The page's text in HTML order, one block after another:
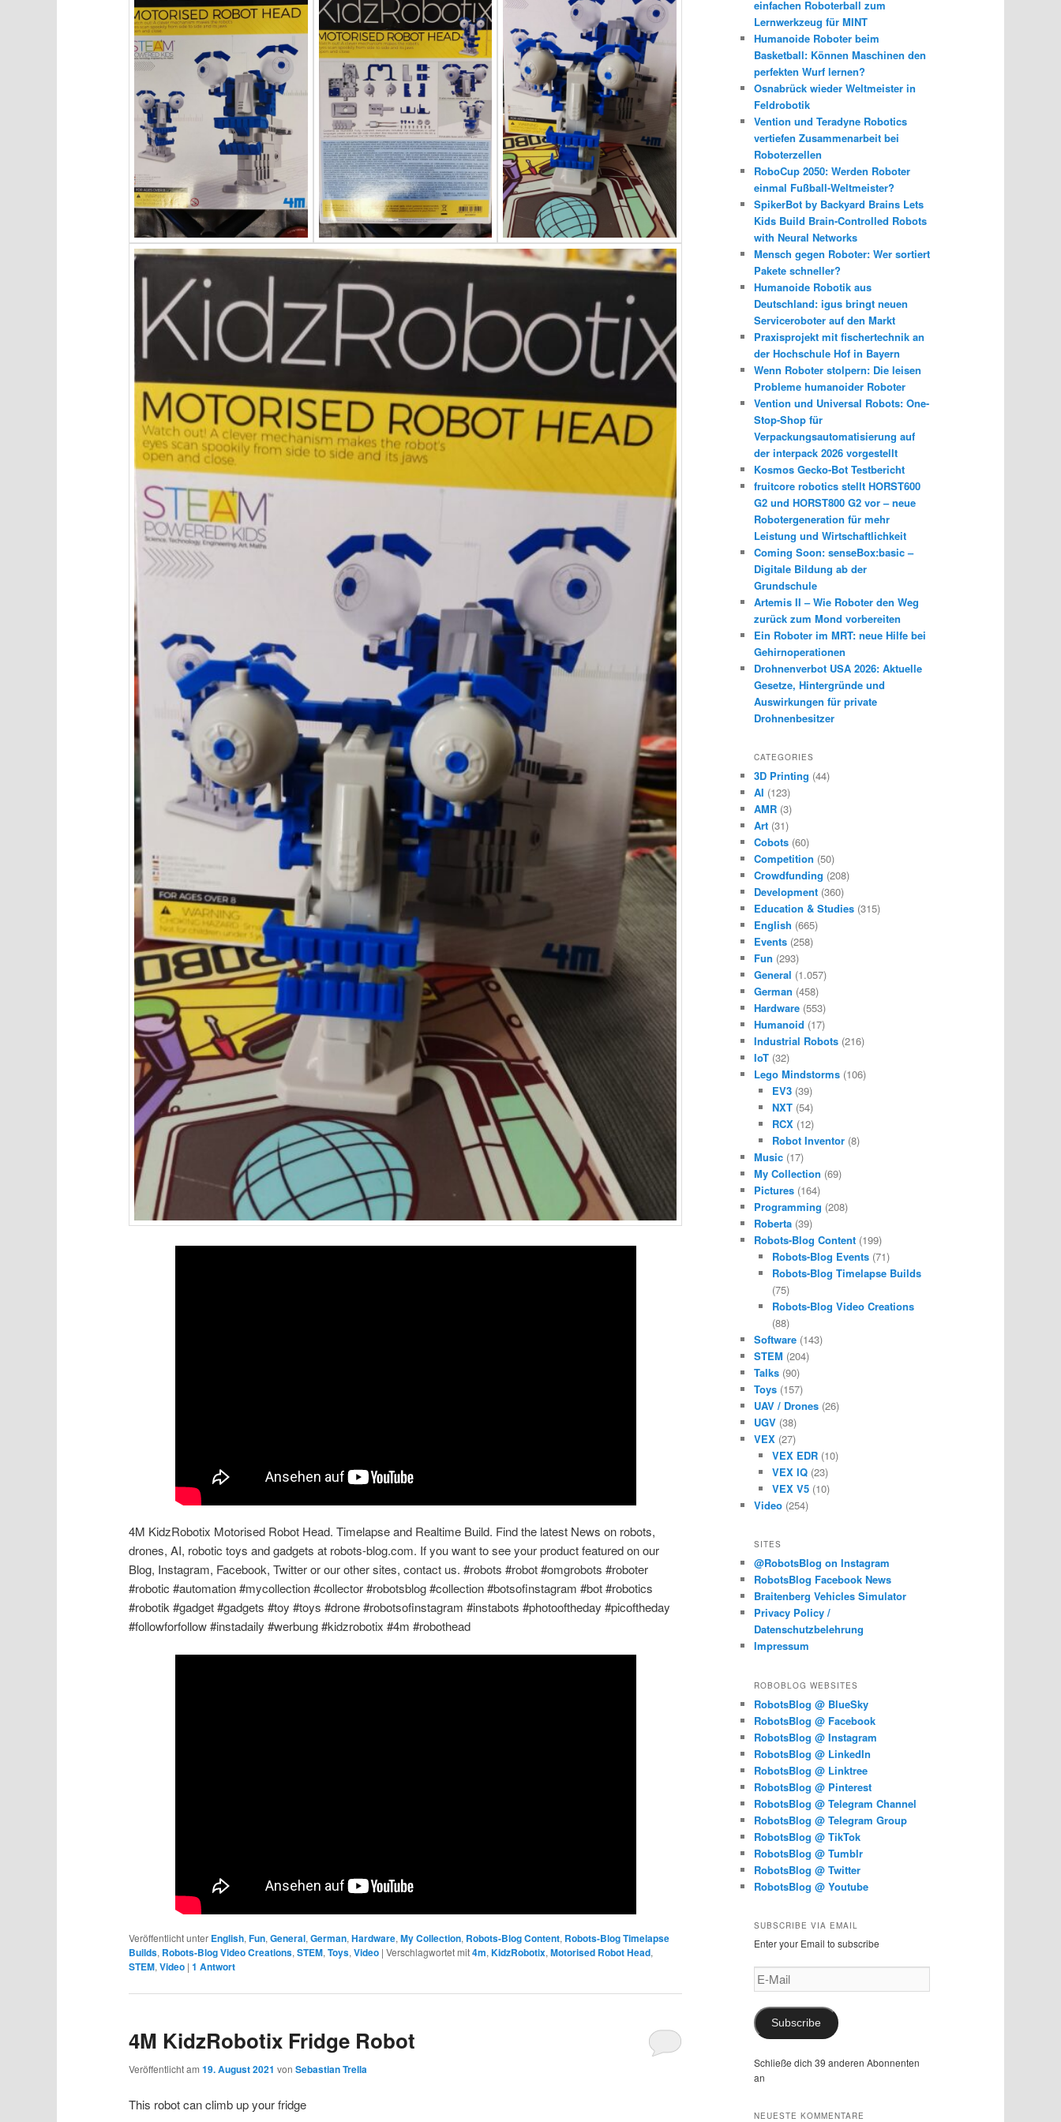
4M KidzRobotix Motorised Robot Head. Timelapse and Realtime Build. Find the latest News on robots,
drones, AI, robotic toys and gadgets at robots-blog.com. If you want to see your product featured on our
Blog, Instagram, Facebook, Twitter or our other sites, contact us. #robots #robot #omgrobots #roboter
#robotic #automation #mycollection #collector #robotsblog #collection #botsofinstagram #bot #robotics
#robotik #gadget #gadgets #toy #toys #drone #robotsofinstagram #instabots #photooftheday #picoftheday
#followforfollow #instadaily #werbung #kidzrobotix #4m #robothead
Veröffentlicht unter English,Fun,General,German,Hardware,My Collection, Robots-Blog Content, Robots-Blog Timelapse
Builds, Robots-Blog Video Creations,STEM,Toys,Video |Verschlagwortet mit4m,KidzRobotix,Motorised Robot Head,
STEM,Video |1 Antwort
4M KidzRobotix Fridge Robot
Veröffentlicht am19. August 2021 vonSebastian Trella
This robot can climb up your fridge
einfachen Roboterball zum
Lernwerkzeug für MINT
Humanoide Roboter beim
Basketball: Können Maschinen den
perfekten Wurf lernen?
Osnabrück wieder Weltmeister in
Feldrobotik
Vention und Teradyne Robotics
vertiefen Zusammenarbeit bei
Roboterzellen
RoboCup 2050: Werden Roboter
einmal Fußball-Weltmeister?
SpikerBot by Backyard Brains Lets
Kids Build Brain-Controlled Robots
with Neural Networks
Mensch gegen Roboter: Wer sortiert
Pakete schneller?
Humanoide Robotik aus
Deutschland: igus bringt neuen
Serviceroboter auf den Markt
Praxisprojekt mit fischertechnik an
der Hochschule Hof in Bayern
Wenn Roboter stolpern: Die leisen
Probleme humanoider Roboter
Vention und Universal Robots: One-
Stop-Shop für
Verpackungsautomatisierung auf
der interpack 2026 vorgestellt
Kosmos Gecko-Bot Testbericht
fruitcore robotics stellt HORST600
G2 und HORST800 G2 vor – neue
Robotergeneration für mehr
Leistung und Wirtschaftlichkeit
Coming Soon: senseBox:basic –
Digitale Bildung ab der
Grundschule
Artemis II – Wie Roboter den Weg
zurück zum Mond vorbereiten
Ein Roboter im MRT: neue Hilfe bei
Gehirnoperationen
Drohnenverbot USA 2026: Aktuelle
Gesetze, Hintergründe und
Auswirkungen für private
Drohnenbesitzer
CATEGORIES
3D Printing (44)
AI (123)
AMR (3)
Art (31)
Cobots (60)
Competition (50)
Crowdfunding (208)
Development (360)
Education & Studies (315)
English (665)
Events (258)
Fun (293)
General (1.057)
German (458)
Hardware (553)
Humanoid (17)
Industrial Robots (216)
IoT (32)
Lego Mindstorms (106)
EV3(39)
NXT(54)
RCX(12)
Robot Inventor(8)
Music (17)
My Collection (69)
Pictures (164)
Programming (208)
Roberta (39)
Robots-Blog Content (199)
Robots-Blog Events(71)
Robots-Blog Timelapse Builds
(75)
Robots-Blog Video Creations
(88)
Software (143)
STEM (204)
Talks (90)
Toys (157)
UAV / Drones (26)
UGV (38)
VEX (27)
VEX EDR(10)
VEX IQ(23)
VEX V5(10)
Video (254)
SITES
@RobotsBlog on Instagram
RobotsBlog Facebook News
Braitenberg Vehicles Simulator
Privacy Policy /
Datenschutzbelehrung
Impressum
ROBOBLOG WEBSITES
RobotsBlog @ BlueSky
RobotsBlog @ Facebook
RobotsBlog @ Instagram
RobotsBlog @ LinkedIn
RobotsBlog @ Linktree
RobotsBlog @ Pinterest
RobotsBlog @ Telegram Channel
RobotsBlog @ Telegram Group
RobotsBlog @ TikTok
RobotsBlog @ Tumblr
RobotsBlog @ Twitter
RobotsBlog @ Youtube
SUBSCRIBE VIA EMAIL
Enter your Email to subscribe
E-
Mail
Subscribe
Schließe dich 39 anderen Abonnenten
an
NEUESTE KOMMENTARE